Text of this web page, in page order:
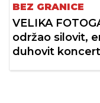
BEZ GRANICE
VELIKA
održao silovit,
duhovit koncert